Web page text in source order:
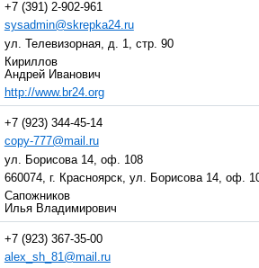
+7 (391) 2-902-961
sysadmin@skrepka24.ru
ул. Телевизорная, д. 1, стр. 90
Кириллов
Андрей Иванович
http://www.br24.org
+7 (923) 344-45-14
copy-777@mail.ru
ул. Борисова 14, оф. 108
660074, г. Красноярск, ул. Борисова 14, оф.
Сапожников
Илья Владимирович
+7 (923) 367-35-00
alex_sh_81@mail.ru